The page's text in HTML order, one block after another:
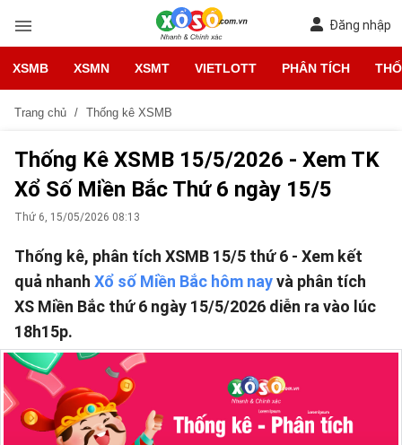
Đăng nhập
XSMB XSMN XSMT VIETLOTT PHÂN TÍCH
Trang chủ Thống kê XSMB
Thống Kê XSMB 15/5/2026 - Xem TK
Xổ Số Miền Bắc Thứ 6 ngày 15/5
Thứ 6, 15/05/2026 08:13
Thống kê, phân tích XSMB 15/5 thứ 6 - Xem kết
quả nhanh Xổ số Miền Bắc hôm nayvà phân tích
XS Miền Bắc thứ 6 ngày 15/5/2026 diễn ra vào lúc
18h15p.